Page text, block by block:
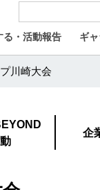
る・活動報告 ギ
川崎大会
企